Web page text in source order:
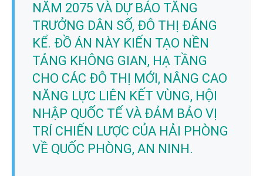
NĂM 2075 VÀ DỰ BÁO TĂNG
TRƯỞNG DÂN SỐ, ĐÔ THỊ ĐÁNG
KỂ. ĐỒ ÁN NÀY KIẾN TẠO NỀN
TẢNG KHÔNG GIAN, HẠ TẦNG
CHO CÁC ĐÔ THỊ MỚI, NÂNG CAO
NĂNG LỰC LIÊN KẾT VÙNG, HỘI
NHẬP QUỐC TẾ VÀ ĐẢM BẢO VỊ
TRÍ CHIẾN LƯỢC CỦA HẢI PHÒNG
VỀ QUỐC PHÒNG, AN NINH.